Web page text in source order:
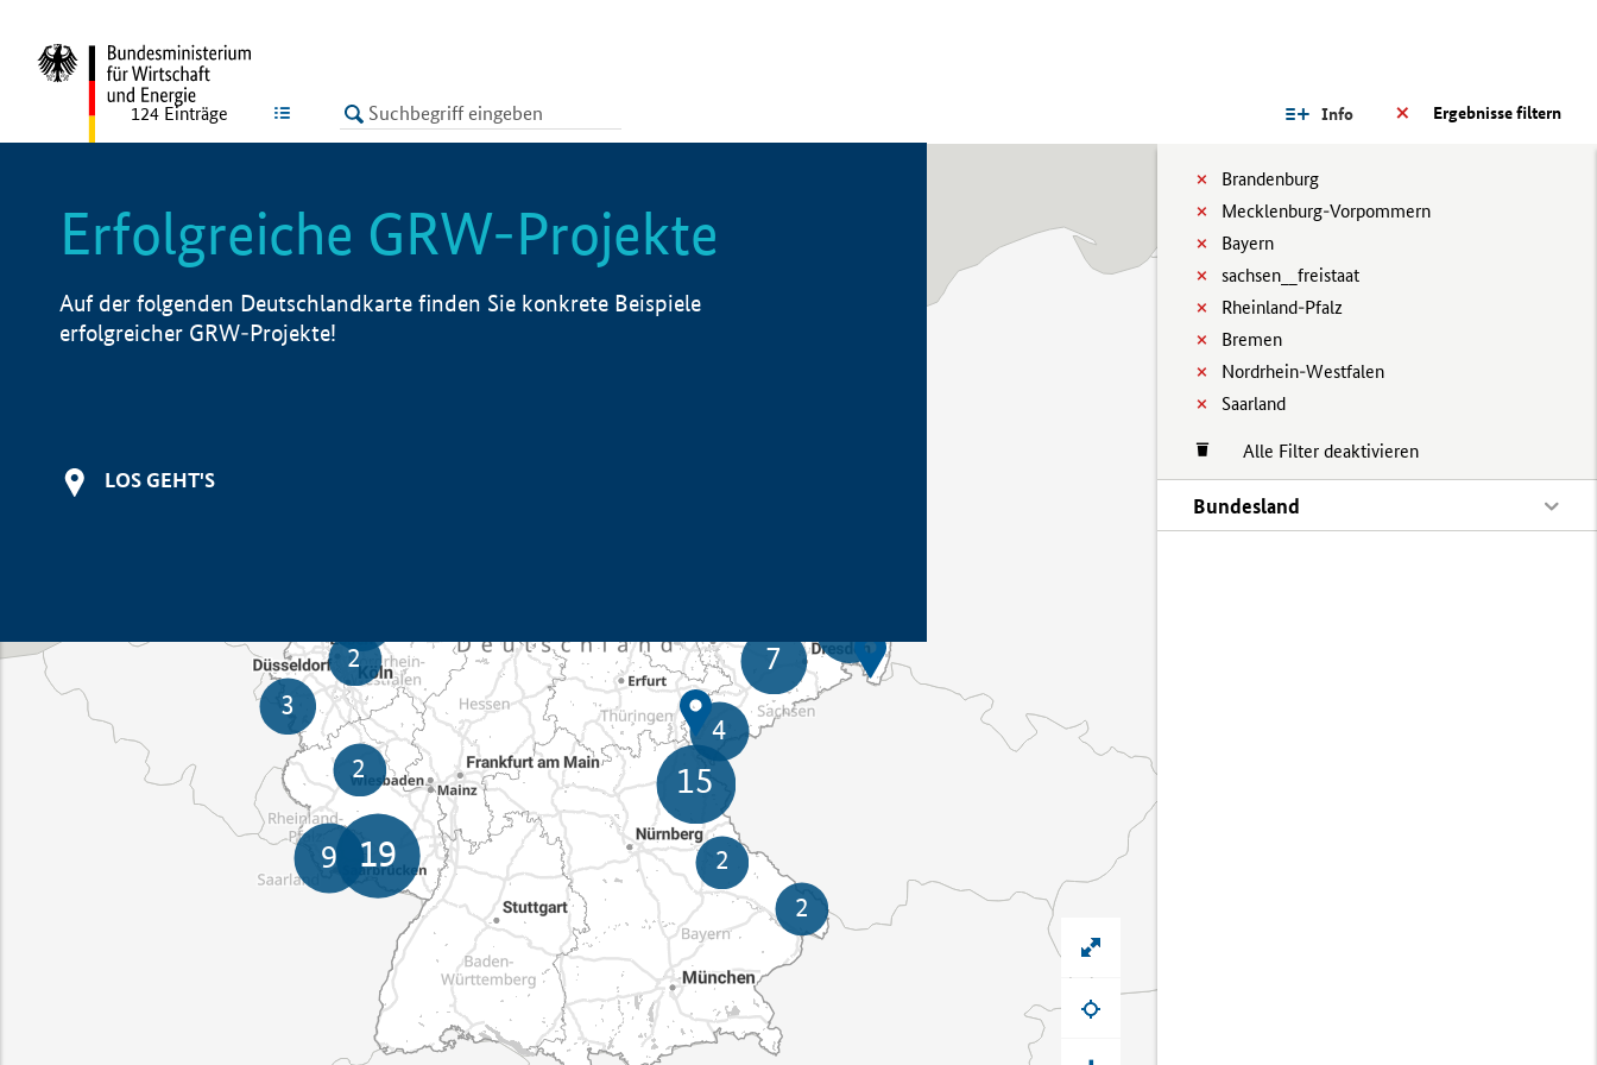
LISTE Ergebnisse filtern
Info
Brandenburg
Mecklenburg-Vorpommern
Bayern
sachsen__freistaat
Rheinland-Pfalz
Bremen
Nordrhein-Westfalen
Saarland
Alle Filter deaktivieren
Bundesland
124 Einträge
Erfolgreiche GRW-Projekte
Auf der folgenden Deutschlandkarte finden Sie konkrete Beispiele
erfolgreicher GRW-Projekte!
LOS GEHT'S